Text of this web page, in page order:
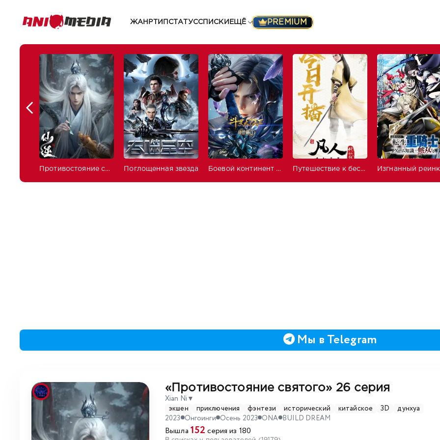
ЖАНРТИП СТАТУССПИСКИ ЕЩЁ PREMIUM
Противостояние святого Поглощенная звезда Боевой континент 2: Непревзойдённый клан Тан Путешествие к бессмертию
Мы в Telegram
«Противостояние святого» 26 серия
Xian Ni ▼
экшен
приключения фэнтези исторический китайское 3D
дунхуа
2023 Онгоинги Осень 2023 ONA BUILD DREAM
Вышла 152 серия из 180